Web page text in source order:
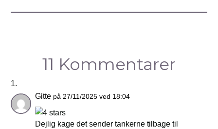
11 Kommentarer
Gitte på 27/11/2025 ved 18:04
Dejlig kage det sender tankerne tilbage til